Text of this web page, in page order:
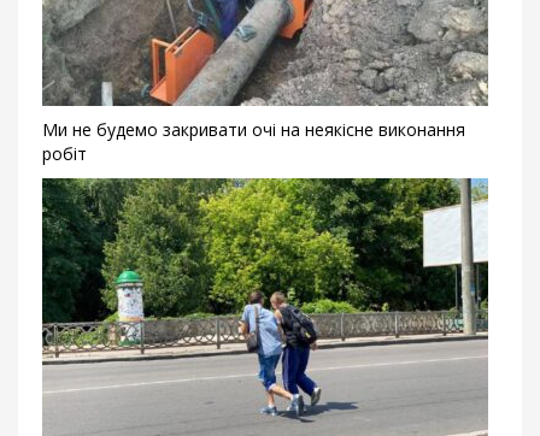
Ми не будемо закривати очі на неякісне виконання
робіт